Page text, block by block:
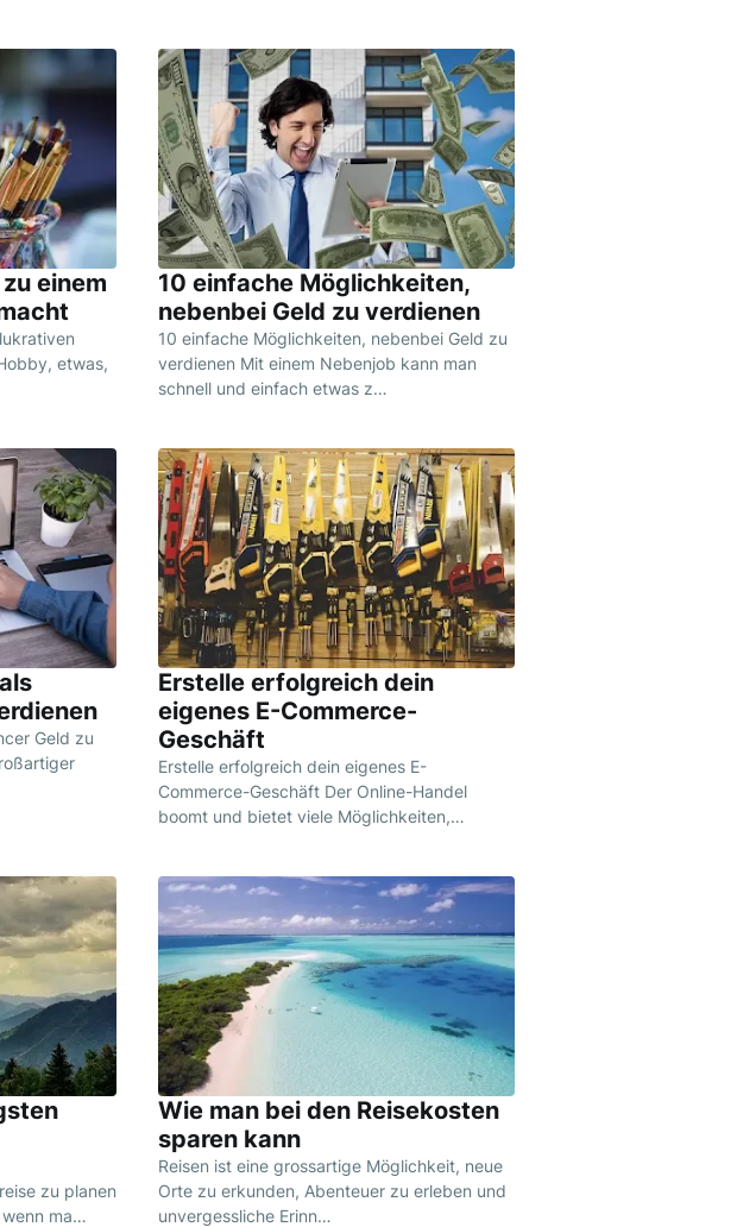
einem
etwas,
10 einfache Möglichkeiten,
nebenbei Geld zu verdienen
10 einfache Möglichkeiten, nebenbei Geld zu
verdienen Mit einem Nebenjob kann man
schnell und einfach etwas z…
Geld zu
Erstelle erfolgreich dein
eigenes E-Commerce-
Geschäft
Erstelle erfolgreich dein eigenes E-
Commerce-Geschäft Der Online-Handel
boomt und bietet viele Möglichkeiten,…
zu planen
ma…
Wie man bei den Reisekosten
sparen kann
Reisen ist eine grossartige Möglichkeit, neue
Orte zu erkunden, Abenteuer zu erleben und
unvergessliche Erinn…